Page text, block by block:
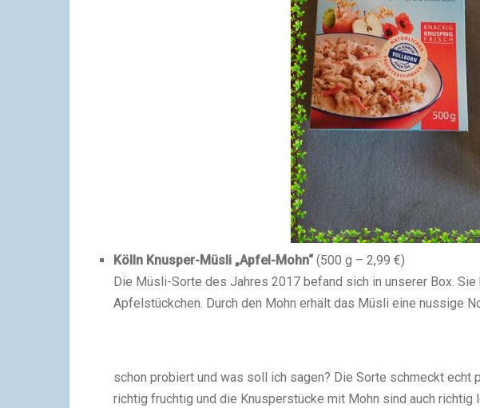
Kölln Knusper-Müsli „Apfel-Mohn“ (500 g – 2,99 €)
Die Müsli-Sorte des Jahres 2017 befand sich in unserer Box.
Apfelstückchen. Durch den Mohn erhält das Müsli eine nussige
schon probiert und was soll ich sagen? Die Sorte schmeckt echt
richtig fruchtig und die Knusperstücke mit Mohn sind auch richtig